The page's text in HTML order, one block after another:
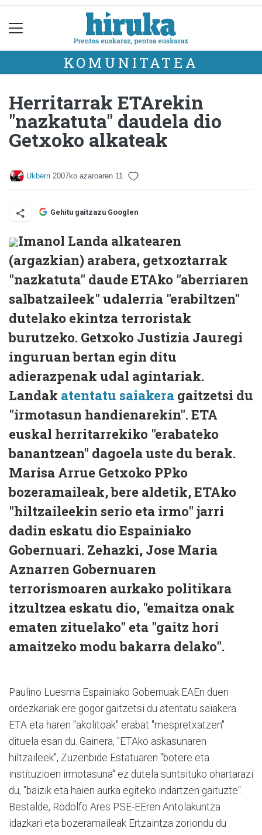
KOMUNITATEA
Herritarrak ETArekin
"nazkatuta" daudela dio
Getxoko alkateak
Ukberri 2007ko azaroaren 11
Gehitu gaitzazu Googlen
Imanol Landa alkatearen
(argazkian) arabera, getxoztarrak
"nazkatuta" daude ETAko "aberriaren
salbatzaileek" udalerria "erabiltzen"
dutelako ekintza terroristak
burutzeko. Getxoko Justizia Jauregi
inguruan bertan egin ditu
adierazpenak udal agintariak.
Landak atentatu saiakera gaitzetsi du
"irmotasun handienarekin". ETA
euskal herritarrekiko "erabateko
banantzean" dagoela uste du berak.
Marisa Arrue Getxoko PPko
bozeramaileak, bere aldetik, ETAko
"hiltzaileekin serio eta irmo" jarri
dadin eskatu dio Espainiako
Gobernuari. Zehazki, Jose Maria
Aznarren Gobernuaren
terrorismoaren aurkako politikara
itzultzea eskatu dio, "emaitza onak
ematen zituelako" eta "gaitz hori
amaitzeko modu bakarra delako".
Paulino Luesma Espainiako Gobernuak EAEn duen
ordezkariak ere gogor gaitzetsi du atentatu saiakera.
ETA eta haren "akolitoak" erabat "mespretxatzen"
dituela esan du. Gainera, "ETAko askasunaren
hiltzaileek", Zuzenbide Estatuaren "botere eta
instituzioen irmotasuna" ez dutela suntsituko ohartarazi
du, "baizik eta haien aurka egiteko indartzen gaituzte".
Bestalde, Rodolfo Ares PSE-EEren Antolakuntza
idazkari eta bozeramaileak Ertzaintza zoriondu du